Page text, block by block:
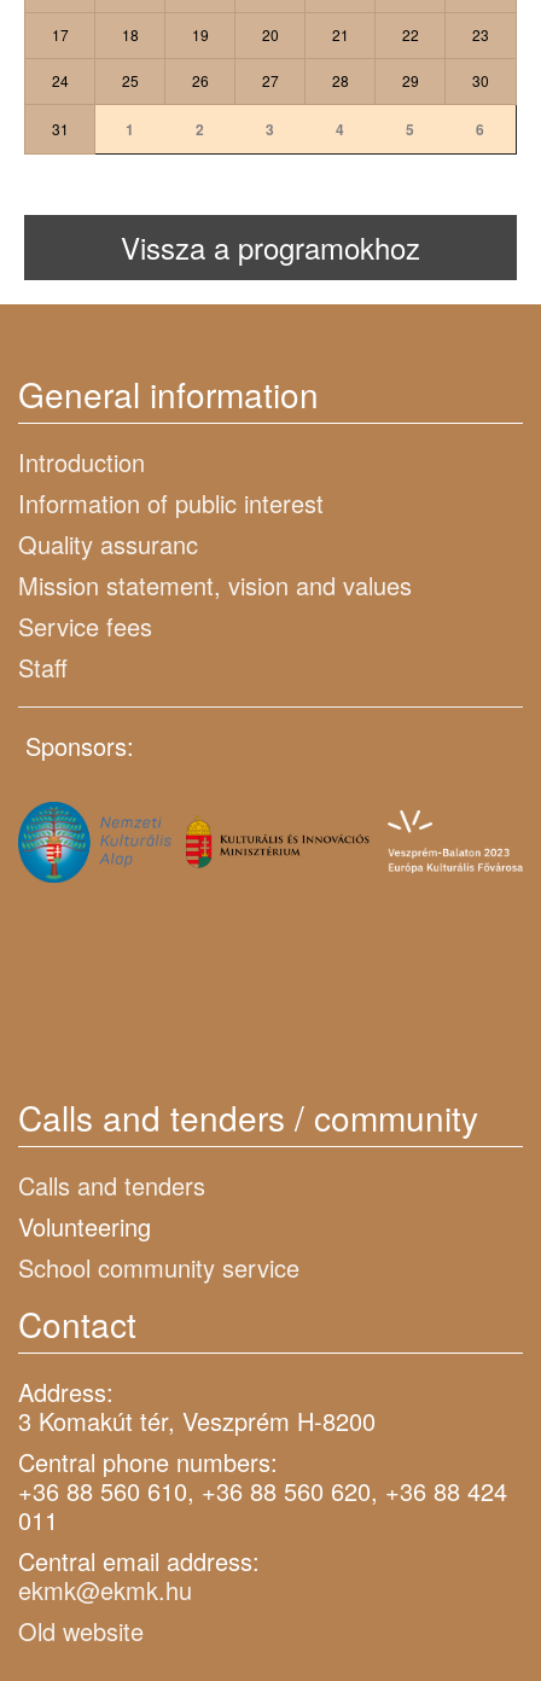
17 18 19 20 21 22 23
24 25 26 27 28 29 30
31 1 2 3 4 5 6
Vissza a programokhoz
General information
Introduction
Information of public interest
Quality assuranc
Mission statement, vision and values
Service fees
Staff
Sponsors:
Calls and tenders / community
Calls and tenders
Volunteering
School community service
Contact
Address:
3 Komakút tér, Veszprém H-8200
Central phone numbers:
+36 88 560 610, +36 88 560 620, +36 88 424
011
Central email address:
ekmk@ekmk.hu
Old website